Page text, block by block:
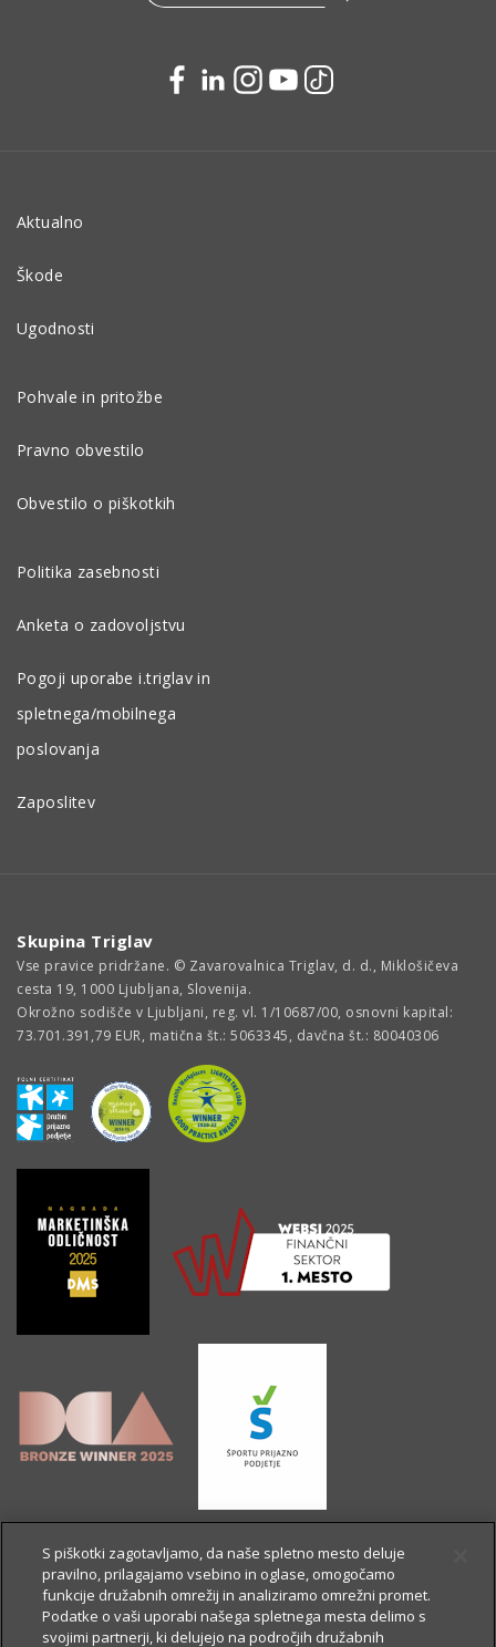
Aktualno
Škode
Ugodnosti
Pohvale in pritožbe
Pravno obvestilo
Obvestilo o piškotkih
Politika zasebnosti
Anketa o zadovoljstvu
Pogoji uporabe i.triglav in
spletnega/mobilnega
poslovanja
Zaposlitev
Skupina Triglav
Vse pravice pridržane. © Zavarovalnica Triglav, d. d., Miklošičeva
cesta 19, 1000 Ljubljana, Slovenija.
Okrožno sodišče v Ljubljani, reg. vl. 1/10687/00, osnovni kapital:
73.701.391,79 EUR, matična št.: 5063345, davčna št.: 80040306
S piškotki zagotavljamo, da naše spletno mesto deluje
pravilno, prilagajamo vsebino in oglase, omogočamo
funkcije družabnih omrežij in analiziramo omrežni promet.
Podatke o vaši uporabi našega spletnega mesta delimo s
svojimi partnerji, ki delujejo na področjih družabnih